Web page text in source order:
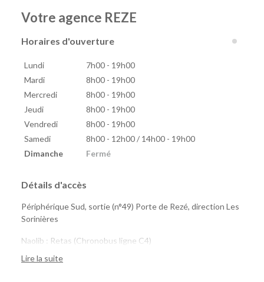
Votre agence REZE
Horaires d'ouverture
Lundi
7h00 - 19h00
Mardi
8h00 - 19h00
Mercredi
8h00 - 19h00
Jeudi
8h00 - 19h00
Vendredi
8h00 - 19h00
Samedi
8h00 - 12h00 / 14h00 - 19h00
Dimanche
Fermé
Détails d'accès
Périphérique Sud, sortie (n°49) Porte de Rezé, direction Les
Sorinières
Naolib : Retas (Chronobus ligne C4)
Lire la suite